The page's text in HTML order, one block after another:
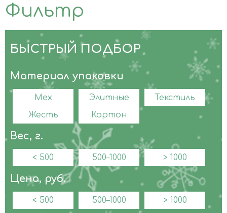
Фильтр
БЫСТРЫЙ ПОДБОР
Материал упаковки
Мех Элитные
Текстиль
Жесть
Картон
Вес, г.
< 500 500–1000 > 1000
Цена, руб.
< 500 500–1000 > 1000